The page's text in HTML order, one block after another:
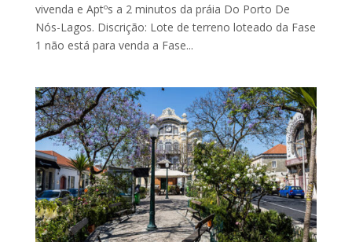
vivenda e Aptºs a 2 minutos da práia Do Porto De
Nós-Lagos. Discrição: Lote de terreno loteado da Fase
1 não está para venda a Fase...